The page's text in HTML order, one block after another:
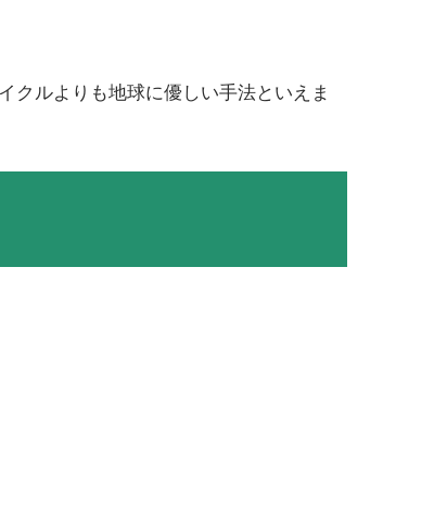
クルよりも地球に優しい手法といえま